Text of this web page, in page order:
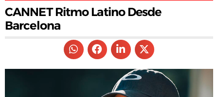
CANNET Ritmo Latino Desde
Barcelona